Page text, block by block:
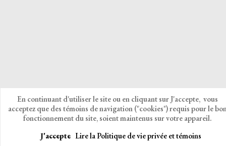
En continuant d'utiliser le site ou en cliquant sur J'accepte, vous
acceptez que des témoins de navigation ("cookies") requis pour le
fonctionnement du site, soient maintenus sur votre appareil.
J'accepte Lire la Politique de vie privée et témoins